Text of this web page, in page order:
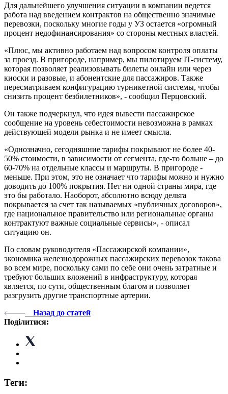
Для дальнейшего улучшения ситуации в компании ведется
работа над введением контрактов на общественно значимые
перевозки, поскольку многие годы у УЗ остается «огромный
процент недофинансирования» со стороны местных властей.
«Плюс, мы активно работаем над вопросом контроля оплаты
за проезд. В пригороде, например, мы пилотируем IT-систему,
которая позволяет реализовывать билеты онлайн или через
киоски и разовые, и абонентские для пассажиров. Также
пересматриваем конфигурацию турникетной системы, чтобы
снизить процент безбилетников», - сообщил Перцовский.
Он также подчеркнул, что идея вывести пассажирское
сообщение на уровень себестоимости невозможна в рамках
действующей модели рынка и не имеет смысла.
«Однозначно, сегодняшние тарифы покрывают не более 40-
50% стоимости, в зависимости от сегмента, где-то больше – до
60-70% на отдельные классы и маршруты. В пригороде -
меньше. При этом, это не означает что тарифы можно и нужно
доводить до 100% покрытия. Нет ни одной страны мира, где
это бы работало. Наоборот, абсолютно всюду дельта
покрывается за счет так называемых «публичных договоров»,
где национальное правительство или региональные органы
контрактуют важные социальные сервисы», - описал
ситуацию он.
По словам руководителя «Пассажирской компании»,
экономика железнодорожных пассажирских перевозок такова
во всем мире, поскольку сами по себе они очень затратные и
требуют больших вложений в инфраструктуру, которая
является, по сути, общественным благом и позволяет
разгрузить другие транспортные артерии.
Назад до статей
Поділитися:
Теги: